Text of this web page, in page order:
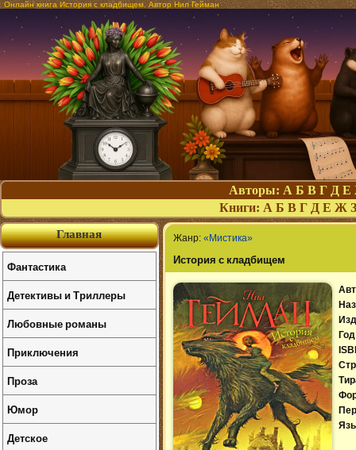
Онлайн книга История с кладбищем. Автор Нил Гейман
Авторы: А Б В Г Д Е
Книги: А Б В Г Д Е Ж З
Жанр: «Мистика»
История с кладбищем
Главная
Фантастика
Детективы и Триллеры
Любовные романы
Приключения
Проза
Юмор
Детское